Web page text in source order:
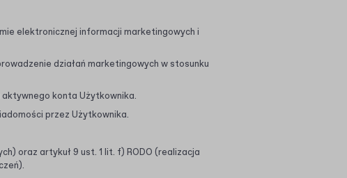
elektronicznej informacji marketingowych i
działań marketingowych w stosunku
konta Użytkownika.
przez Użytkownika.
oraz artykuł 9 ust. 1 lit. f) RODO (realizacja